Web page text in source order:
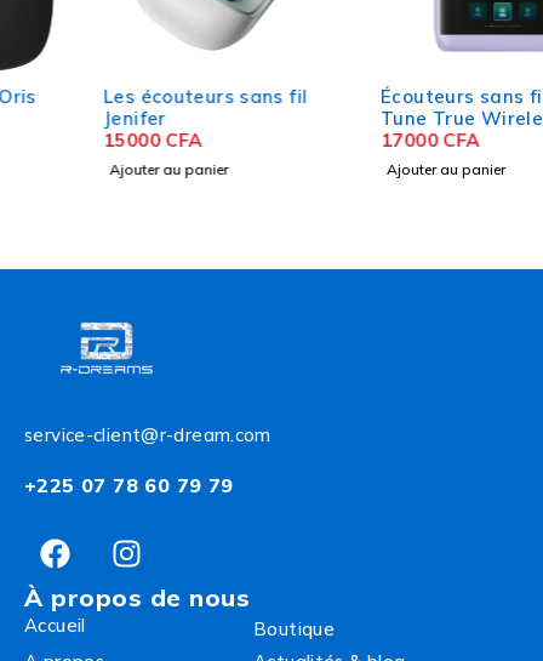
Les écouteurs sans fil
CFA
Ajouter au panier
Écouteurs sans fil Smart
Tune True Wireless avec
réduction de bruit active
CFA
Ajouter au panier
service-client@r-dream.com
+225 07 78 60 79 79
À propos de nous
Accueil
Boutique